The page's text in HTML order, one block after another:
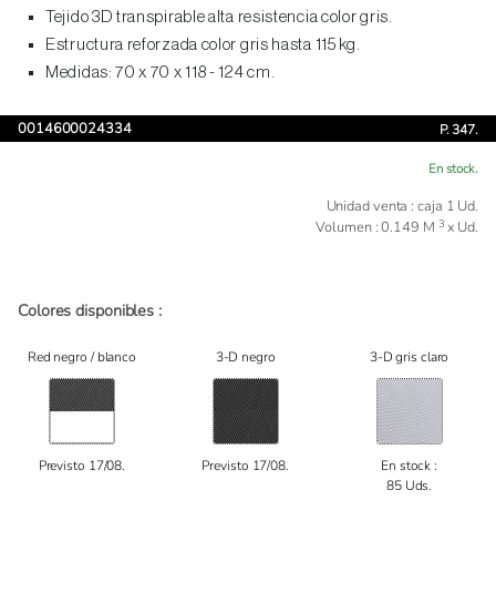
Tejido 3D transpirable alta resistencia color gris.
Estructura reforzada color gris hasta 115 kg.
Medidas: 70 x 70 x 118 - 124 cm.
0014600024334 P. 347.
En stock.
Unidad venta : caja 1 Ud.
Volumen : 0.149 M 3 x Ud.
Colores disponibles :
Red negro / blanco
Previsto 17/08.
3-D negro
Previsto 17/08.
3-D gris claro
En stock :
85 Uds.